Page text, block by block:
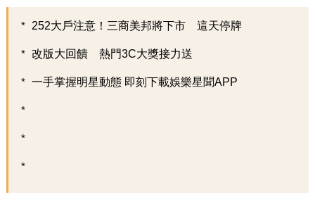
252大戶注意！三商美邦將下市 這天停牌
改版大回饋 熱門3C大獎接力送
一手掌握明星動態 即刻下載娛樂星聞APP